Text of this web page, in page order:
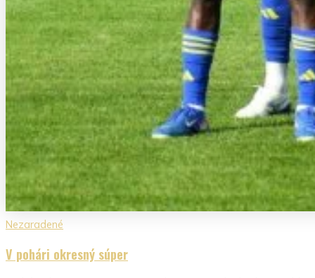
Nezaradené
V pohári okresný súper